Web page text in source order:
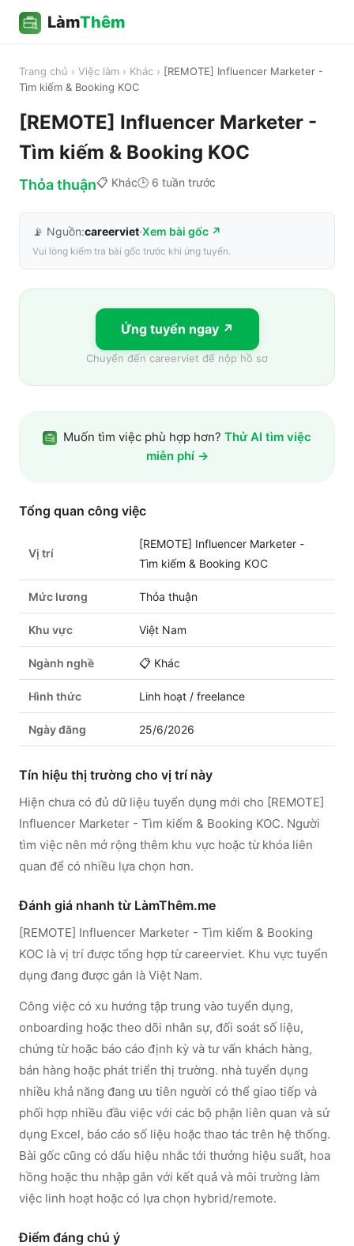
LàmThêm
Trang chủ › Việc làm › Khác › [REMOTE] Influencer Marketer -
Tìm kiếm & Booking KOC
[REMOTE] Influencer Marketer -
Tìm kiếm & Booking KOC
Thỏa thuận📋 Khác🕒 6 tuần trước
📡 Nguồn:careerviet·Xem bài gốc ↗
Vui lòng kiểm tra bài gốc trước khi ứng tuyển.
Ứng tuyển ngay ↗
Chuyển đến careerviet để nộp hồ sơ
Muốn tìm việc phù hợp hơn? Thử AI tìm việc
miễn phí →
Tổng quan công việc
Vị trí
[REMOTE] Influencer Marketer -
Tìm kiếm & Booking KOC
Mức lương Thỏa thuận
Khu vực Việt Nam
Ngành nghề 📋 Khác
Hình thức Linh hoạt / freelance
Ngày đăng 25/6/2026
Tín hiệu thị trường cho vị trí này
Hiện chưa có đủ dữ liệu tuyển dụng mới cho [REMOTE]
Influencer Marketer - Tìm kiếm & Booking KOC. Người
tìm việc nên mở rộng thêm khu vực hoặc từ khóa liên
quan để có nhiều lựa chọn hơn.
Đánh giá nhanh từ LàmThêm.me
[REMOTE] Influencer Marketer - Tìm kiếm & Booking
KOC là vị trí được tổng hợp từ careerviet. Khu vực tuyển
dụng đang được gắn là Việt Nam.
Công việc có xu hướng tập trung vào tuyển dụng,
onboarding hoặc theo dõi nhân sự, đối soát số liệu,
chứng từ hoặc báo cáo định kỳ và tư vấn khách hàng,
bán hàng hoặc phát triển thị trường. nhà tuyển dụng
nhiều khả năng đang ưu tiên người có thể giao tiếp và
phối hợp nhiều đầu việc với các bộ phận liên quan và sử
dụng Excel, báo cáo số liệu hoặc thao tác trên hệ thống.
Bài gốc cũng có dấu hiệu nhắc tới thưởng hiệu suất, hoa
hồng hoặc thu nhập gắn với kết quả và môi trường làm
việc linh hoạt hoặc có lựa chọn hybrid/remote.
Điểm đáng chú ý